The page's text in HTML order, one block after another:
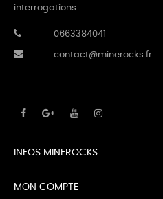
interrogations
0663384041
contact@minerocks.fr
INFOS MINEROCKS
MON COMPTE